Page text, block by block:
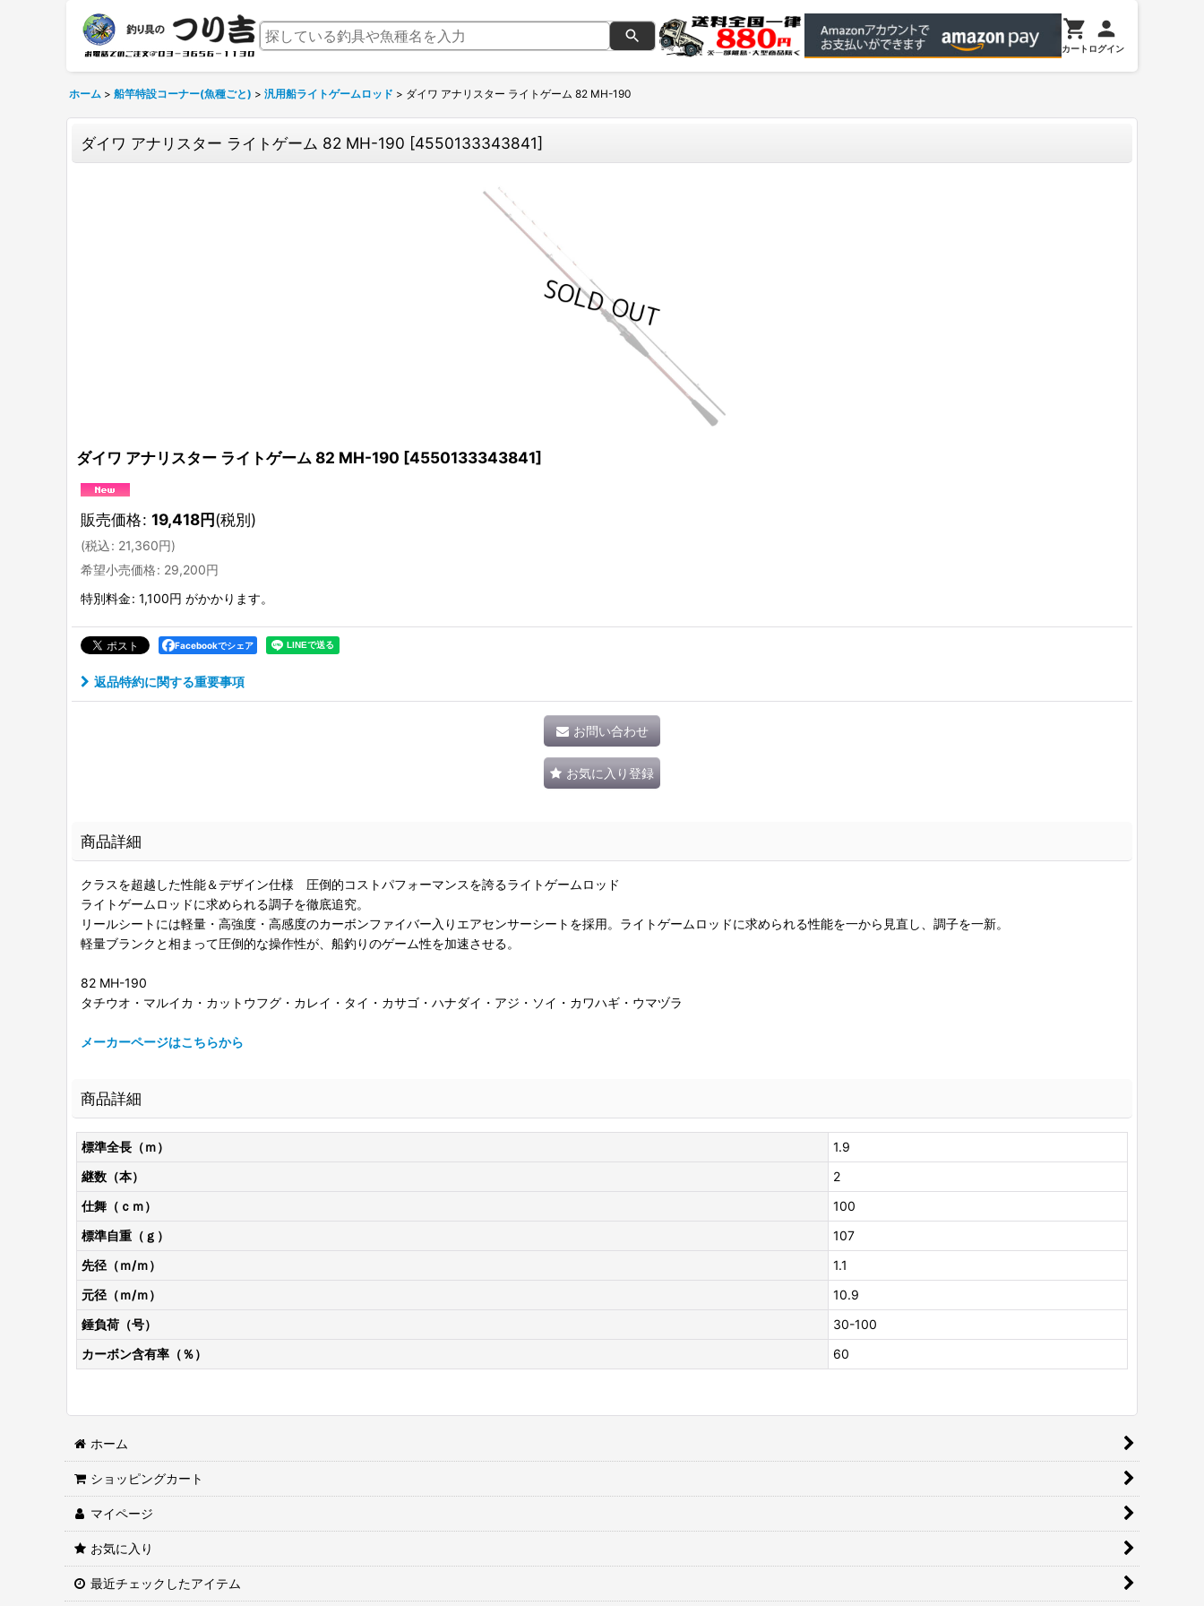
カート ログイン
ホーム > 船竿特設コーナー(魚種ごと) > 汎用船ライトゲームロッド > ダイワ アナリスター ライトゲーム 82 MH-190
ダイワ アナリスター ライトゲーム 82 MH-190 [4550133343841]
ダイワ アナリスター ライトゲーム 82 MH-190 [4550133343841]
販売価格: 19,418円(税別)
(税込: 21,360円)
希望小売価格: 29,200円
特別料金: 1,100円 がかかります。
Facebookでシェア
返品特約に関する重要事項
お問い合わせ
お気に入り登録
商品詳細
クラスを超越した性能＆デザイン仕様 圧倒的コストパフォーマンスを誇るライトゲームロッド
ライトゲームロッドに求められる調子を徹底追究。
リールシートには軽量・高強度・高感度のカーボンファイバー入りエアセンサーシートを採用。ライトゲームロッドに求められる性能を一から見直し、調子を一新。
軽量ブランクと相まって圧倒的な操作性が、船釣りのゲーム性を加速させる。
82 MH-190
タチウオ・マルイカ・カットウフグ・カレイ・タイ・カサゴ・ハナダイ・アジ・ソイ・カワハギ・ウマヅラ
メーカーページはこちらから
商品詳細
標準全長（ｍ）
1.9
継数（本）
2
仕舞（ｃｍ）
100
標準自重（ｇ）
107
先径（ｍ/ｍ）
1.1
元径（ｍ/ｍ）
10.9
錘負荷（号）
30-100
カーボン含有率（％）
60
ホーム
ショッピングカート
マイページ
お気に入り
最近チェックしたアイテム